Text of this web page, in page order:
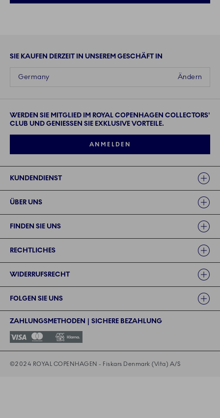
SIE KAUFEN DERZEIT IN UNSEREM GESCHÄFT IN
Ändern
Germany
WERDEN SIE MITGLIED IM ROYAL COPENHAGEN COLLECTORS'
CLUB UND GENIESSEN SIE EXKLUSIVE VORTEILE.
ANMELDEN
KUNDENDIENST
ÜBER UNS
FINDEN SIE UNS
RECHTLICHES
WIDERRUFSRECHT
FOLGEN SIE UNS
ZAHLUNGSMETHODEN | SICHERE BEZAHLUNG
©2024 ROYAL COPENHAGEN - Fiskars Denmark (Vita) A/S
©2024 ROYAL COPENHAGEN - Fiskars Denmark (Vita) A/S